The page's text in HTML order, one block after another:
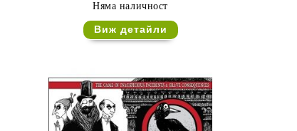
Няма наличност
Виж детайли